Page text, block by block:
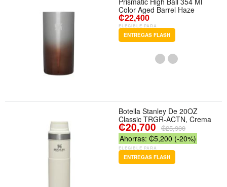
Color Aged Barrel Haze
₡22,400
ELEGIBLE PARA
ENTREGAS FLASH
Botella Stanley De 20OZ
Classic TRGR-ACTN, Crema
₡20,700 ₡25,900
Ahorras: ₡5,200 (-20%)
ELEGIBLE PARA
ENTREGAS FLASH